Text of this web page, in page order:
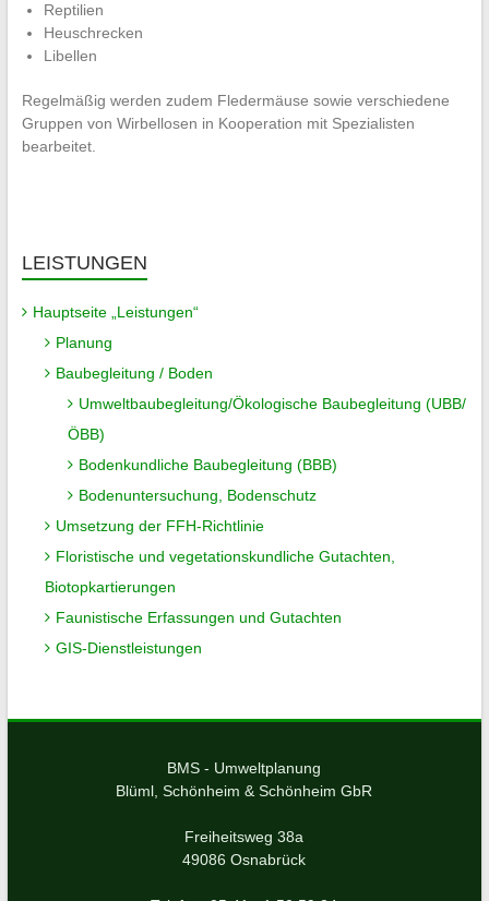
Reptilien
Heuschrecken
Libellen
Regelmäßig werden zudem Fledermäuse sowie verschiedene
Gruppen von Wirbellosen in Kooperation mit Spezialisten
bearbeitet.
LEISTUNGEN
Hauptseite „Leistungen“
Planung
Baubegleitung / Boden
Umweltbaubegleitung/Ökologische Baubegleitung (UBB/
ÖBB)
Bodenkundliche Baubegleitung (BBB)
Bodenuntersuchung, Bodenschutz
Umsetzung der FFH-Richtlinie
Floristische und vegetationskundliche Gutachten,
Biotopkartierungen
Faunistische Erfassungen und Gutachten
GIS-Dienstleistungen
BMS - Umweltplanung
Blüml, Schönheim & Schönheim GbR
Freiheitsweg 38a
49086 Osnabrück